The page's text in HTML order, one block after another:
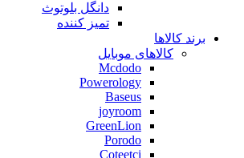
دانگل بلوتوث
تمیز کننده
برند کالاها
کالاهای موبایل
Mcdodo
Powerology
Baseus
joyroom
GreenLion
Porodo
Coteetci